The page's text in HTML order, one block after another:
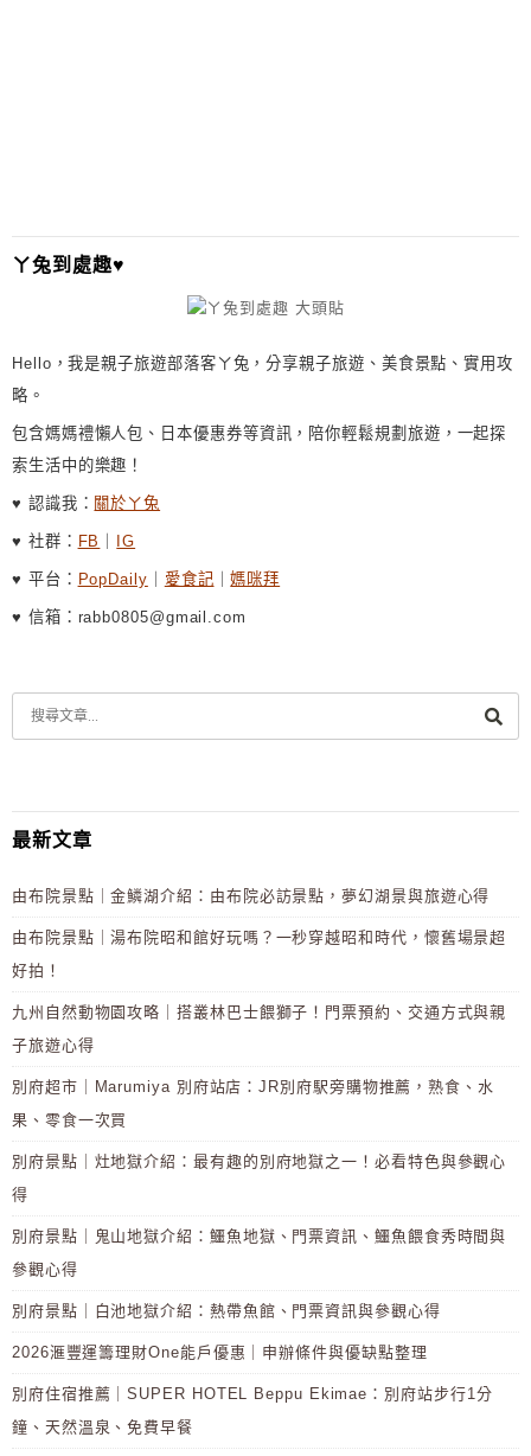
I
V
ㄚ兔到處趣♥
Hello，我是親子旅遊部落客ㄚ兔，分享親子旅遊、美食景點、實用攻
略。
包含媽媽禮懶人包、日本優惠券等資訊，陪你輕鬆規劃旅遊，一起探
索生活中的樂趣！
♥ 認識我： 關於ㄚ兔
♥ 社群： FB IG
♥ 平台： PopDaily 愛食記 ｜媽咪拜
♥ 信箱：rabb0805@gmail.com
最新文章
由布院景點｜金鱗湖介紹：由布院必訪景點，夢幻湖景與旅遊心得
由布院景點｜湯布院昭和館好玩嗎？一秒穿越昭和時代，懷舊場景超
好拍！
九州自然動物園攻略｜搭叢林巴士餵獅子！門票預約、交通方式與親
子旅遊心得
別府超市｜Marumiya 別府站店：JR別府駅旁購物推薦，熟食、水
果、零食一次買
別府景點｜灶地獄介紹：最有趣的別府地獄之一！必看特色與參觀心
得
別府景點｜鬼山地獄介紹：鱷魚地獄、門票資訊、鱷魚餵食秀時間與
參觀心得
別府景點｜白池地獄介紹：熱帶魚館、門票資訊與參觀心得
2026滙豐運籌理財One能戶優惠｜申辦條件與優缺點整理
別府住宿推薦｜SUPER HOTEL Beppu Ekimae：別府站步行1分
鐘、天然溫泉、免費早餐